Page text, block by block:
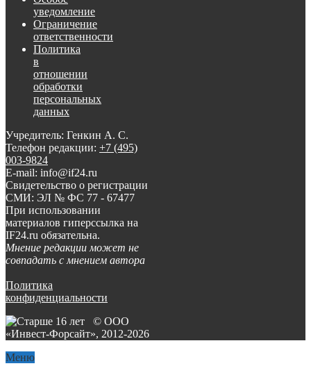
уведомление
Ограничение
ответственности
Политика
в
отношении
обработки
персональных
данных
Учредитель: Генкин А. С.
Телефон редакции: +7 (495)
003-9824
E-mail: info@if24.ru
Свидетельство о регистрации
СМИ: ЭЛ № ФС 77 - 67477
При использовании
материалов гиперссылка на
IF24.ru обязательна.
Мнение редакции может не
совпадать с мнением автора
Политика
конфиденциальности
© ООО
«Инвест-Форсайт», 2012-2026
Меню